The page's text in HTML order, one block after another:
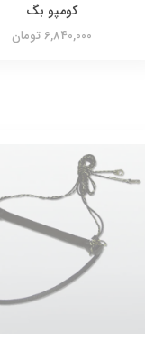
کومپو بگ
6,840,000 تومان